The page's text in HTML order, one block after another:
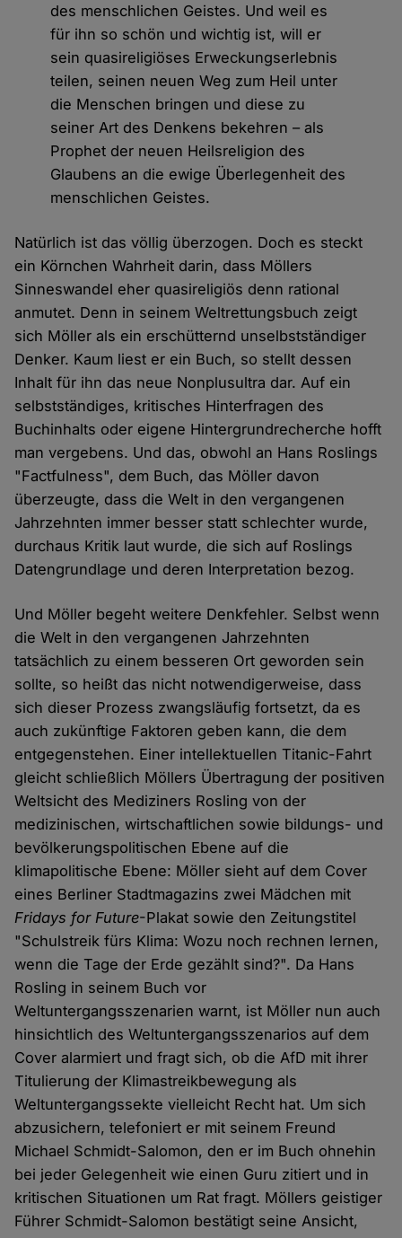
des menschlichen Geistes. Und weil es
für ihn so schön und wichtig ist, will er
sein quasireligiöses Erweckungserlebnis
teilen, seinen neuen Weg zum Heil unter
die Menschen bringen und diese zu
seiner Art des Denkens bekehren – als
Prophet der neuen Heilsreligion des
Glaubens an die ewige Überlegenheit des
menschlichen Geistes.
Natürlich ist das völlig überzogen. Doch es steckt
ein Körnchen Wahrheit darin, dass Möllers
Sinneswandel eher quasireligiös denn rational
anmutet. Denn in seinem Weltrettungsbuch zeigt
sich Möller als ein erschütternd unselbstständiger
Denker. Kaum liest er ein Buch, so stellt dessen
Inhalt für ihn das neue Nonplusultra dar. Auf ein
selbstständiges, kritisches Hinterfragen des
Buchinhalts oder eigene Hintergrundrecherche hofft
man vergebens. Und das, obwohl an Hans Roslings
"Factfulness", dem Buch, das Möller davon
überzeugte, dass die Welt in den vergangenen
Jahrzehnten immer besser statt schlechter wurde,
durchaus Kritik laut wurde, die sich auf Roslings
Datengrundlage und deren Interpretation bezog.
Und Möller begeht weitere Denkfehler. Selbst wenn
die Welt in den vergangenen Jahrzehnten
tatsächlich zu einem besseren Ort geworden sein
sollte, so heißt das nicht notwendigerweise, dass
sich dieser Prozess zwangsläufig fortsetzt, da es
auch zukünftige Faktoren geben kann, die dem
entgegenstehen. Einer intellektuellen Titanic-Fahrt
gleicht schließlich Möllers Übertragung der positiven
Weltsicht des Mediziners Rosling von der
medizinischen, wirtschaftlichen sowie bildungs- und
bevölkerungspolitischen Ebene auf die
klimapolitische Ebene: Möller sieht auf dem Cover
eines Berliner Stadtmagazins zwei Mädchen mit
Fridays for Future-Plakat sowie den Zeitungstitel
"Schulstreik fürs Klima: Wozu noch rechnen lernen,
wenn die Tage der Erde gezählt sind?". Da Hans
Rosling in seinem Buch vor
Weltuntergangsszenarien warnt, ist Möller nun auch
hinsichtlich des Weltuntergangsszenarios auf dem
Cover alarmiert und fragt sich, ob die AfD mit ihrer
Titulierung der Klimastreikbewegung als
Weltuntergangssekte vielleicht Recht hat. Um sich
abzusichern, telefoniert er mit seinem Freund
Michael Schmidt-Salomon, den er im Buch ohnehin
bei jeder Gelegenheit wie einen Guru zitiert und in
kritischen Situationen um Rat fragt. Möllers geistiger
Führer Schmidt-Salomon bestätigt seine Ansicht,